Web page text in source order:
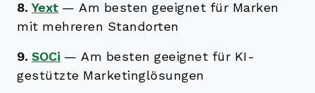
8. Yext —Am besten geeignet für Marken
mit mehreren Standorten
9. SOCi —Am besten geeignet für KI-
gestützte Marketinglösungen